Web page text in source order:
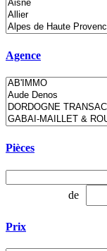
Agence
Pièces
de
Prix